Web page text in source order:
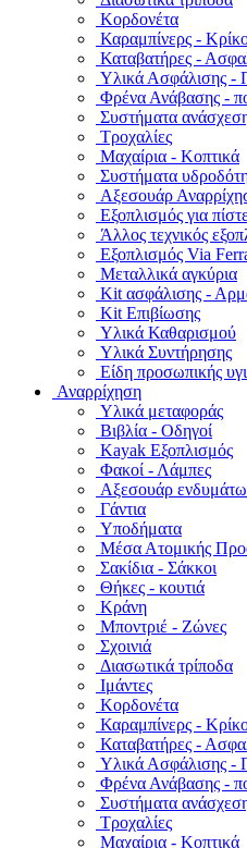
Κορδονέτα
Καραμπίνερς -
Καταβατήρες -
Υλικά Ασφάλισης -
Φρένα Ανάβασης -
Συστήματα
Τροχαλίες
Μαχαίρια - Κοπτικά
Συστήματα
Αξεσουάρ
Εξοπλισμός για
Άλλος τεχνικός
Εξοπλισμός Via
Μεταλλικά αγκύρια
Kit ασφάλισης -
Kit Επιβίωσης
Υλικά Καθαρισμού
Υλικά Συντήρησης
Είδη προσωπικής
Αναρρίχηση
Υλικά μεταφοράς
Βιβλία - Οδηγοί
Kayak Εξοπλισμός
Φακοί - Λάμπες
Αξεσουάρ
Γάντια
Υποδήματα
Μέσα Ατομικής
Σακίδια - Σάκκοι
Θήκες - κουτιά
Κράνη
Μποντριέ - Ζώνες
Σχοινιά
Διασωτικά τρίποδα
Ιμάντες
Κορδονέτα
Καραμπίνερς -
Καταβατήρες -
Υλικά Ασφάλισης -
Φρένα Ανάβασης -
Συστήματα
Τροχαλίες
Μαχαίρια - Κοπτικά